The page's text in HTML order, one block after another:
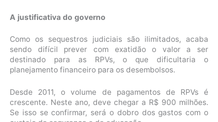
A justificativa do governo
Como os sequestros judiciais são ilimitados, acaba
sendo difícil prever com exatidão o valor a ser
destinado para as RPVs, o que dificultaria o
planejamento financeiro para os desembolsos.
Desde 2011, o volume de pagamentos de RPVs é
crescente. Neste ano, deve chegar a R$ 900 milhões.
Se isso se confirmar, será o dobro dos gastos com o